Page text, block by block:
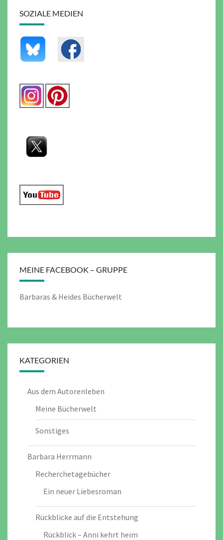
SOZIALE MEDIEN
MEINE FACEBOOK – GRUPPE
Barbaras & Heides Bücherwelt
KATEGORIEN
Aus dem Autorenleben
Meine Bücherwelt
Sonstiges
Barbara Herrmann
Recherchetagebücher
Ein neuer Liebesroman
Rückblicke auf die Entstehung
Rückblick – Anni kehrt heim